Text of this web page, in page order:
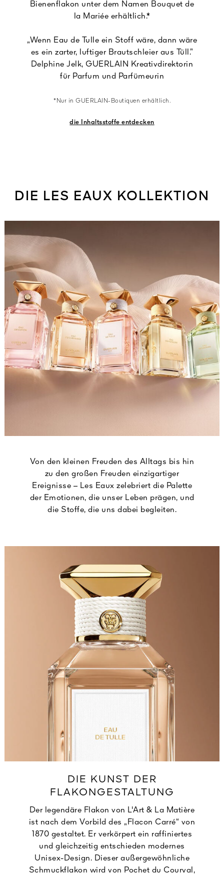
Bienenflakon unter dem Namen Bouquet de
la Mariée erhältlich.*
„Wenn Eau de Tulle ein Stoff wäre, dann wäre
es ein zarter, luftiger Brautschleier aus Tüll.”
Delphine Jelk, GUERLAIN Kreativdirektorin
für Parfum und Parfümeurin
*Nur in GUERLAIN-Boutiquen erhältlich.
die Inhaltsstoffe entdecken
DIE LES EAUX KOLLEKTION
Von den kleinen Freuden des Alltags bis hin
zu den großen Freuden einzigartiger
Ereignisse – Les Eaux zelebriert die Palette
der Emotionen, die unser Leben prägen, und
die Stoffe, die uns dabei begleiten.
DIE KUNST DER
FLAKONGESTALTUNG
Der legendäre Flakon von L'Art & La Matière
ist nach dem Vorbild des „Flacon Carré“ von
1870 gestaltet. Er verkörpert ein raffiniertes
und gleichzeitig entschieden modernes
Unisex-Design. Dieser außergewöhnliche
Schmuckflakon wird von Pochet du Courval,